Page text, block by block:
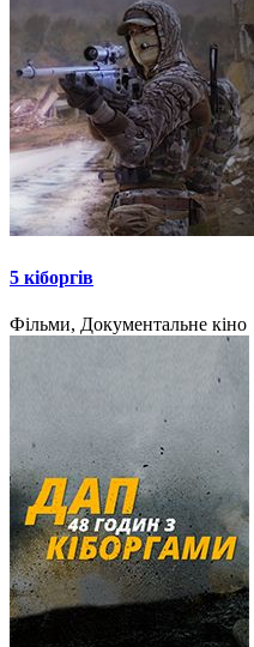
5 кіборгів
Фільми, Документальне кіно